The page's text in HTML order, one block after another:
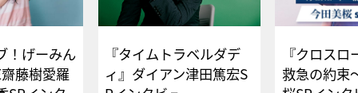
！げーみん
藤樹愛羅
『タイムトラベルダデ
ィ』ダイアン津田篤宏S
『クロス
救急の約束